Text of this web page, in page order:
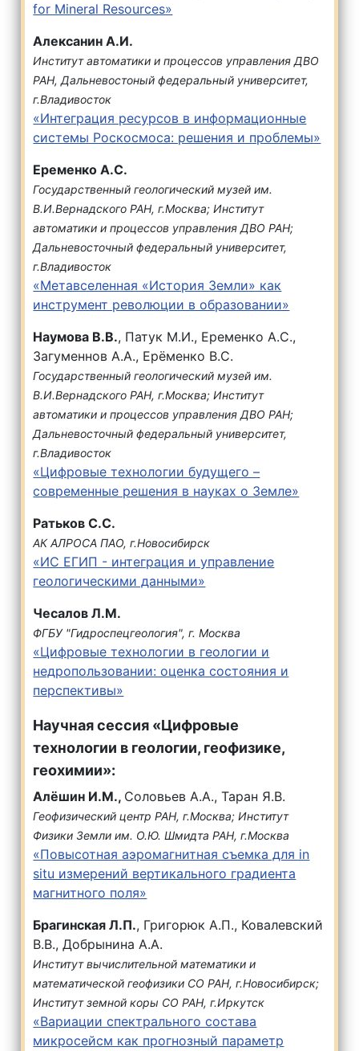
for Mineral Resources»
Алексанин А.И.
Институт автоматики и процессов управления ДВО
РАН,Дальневостоный федеральный университет,
г.Владивосток
«Интеграция ресурсов в информационные
системы Роскосмоса: решения и проблемы»
Еременко А.С.
Государственный геологический музей им.
В.И.Вернадского РАН, г.Москва; Институт
автоматики и процессов управления ДВО РАН;
Дальневосточный федеральный университет,
г.Владивосток
«Метавселенная «История Земли» как
инструмент революции в образовании»
Наумова В.В., Патук М.И., Еременко А.С.,
Загуменнов А.А., Ерёменко В.С.
Государственный геологический музей им.
В.И.Вернадского РАН, г.Москва; Институт
автоматики и процессов управления ДВО РАН;
Дальневосточный федеральный университет,
г.Владивосток
«Цифровые технологии будущего –
современные решения в науках о Земле»
Ратьков С.С.
АК АЛРОСА ПАО, г.Новосибирск
«ИС ЕГИП - интеграция и управление
геологическими данными»
Чесалов Л.М.
ФГБУ "Гидроспецгеология", г. Москва
«Цифровые технологии в геологии и
недропользовании: оценка состояния и
перспективы»
Научная сессия «Цифровые
технологии в геологии, геофизике,
геохимии»:
Алёшин И.М., Соловьев А.А., Таран Я.В.
Геофизический центр РАН, г.Москва; Институт
Физики Земли им. О.Ю. Шмидта РАН, г.Москва
«Повысотная аэромагнитная съемка для in
situ измерений вертикального градиента
магнитного поля»
Брагинская Л.П., Григорюк А.П., Ковалевский
В.В., Добрынина А.А.
Институт вычислительной математики и
математической геофизики СО РАН, г.Новосибирск;
Институт земной коры СО РАН, г.Иркутск
«Вариации спектрального состава
микросейсм как прогнозный параметр